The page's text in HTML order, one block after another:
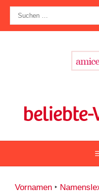
Zum
Inhalt
springen
nach:
Vornamen ‣